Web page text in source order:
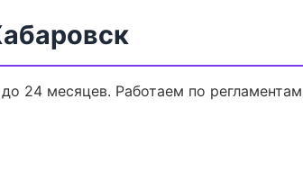
24 месяцев. Работаем по